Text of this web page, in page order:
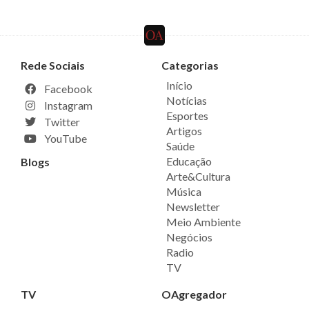
Rede Sociais
Facebook
Instagram
Twitter
YouTube
Blogs
Categorias
Início
Notícias
Esportes
Artigos
Saúde
Educação
Arte&Cultura
Música
Newsletter
Meio Ambiente
Negócios
Radio
TV
TV OAgregador